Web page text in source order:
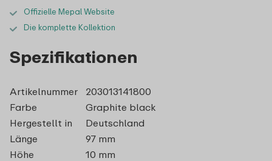
Offizielle Mepal Website
Die komplette Kollektion
Spezifikationen
Artikelnummer
203013141800
Farbe
Graphite black
Hergestellt in
Deutschland
Länge
97 mm
Höhe
10 mm